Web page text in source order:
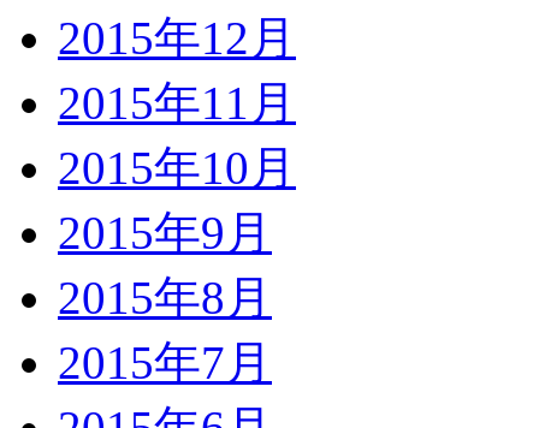
2015年12月
2015年11月
2015年10月
2015年9月
2015年8月
2015年7月